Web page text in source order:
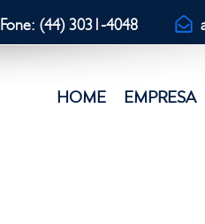
Fone: (44) 3031-4048
HOME EMPRESA